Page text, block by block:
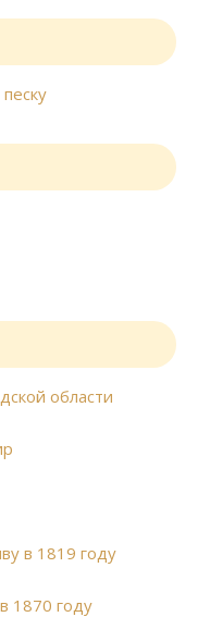
области
в 1819 году
1870 году